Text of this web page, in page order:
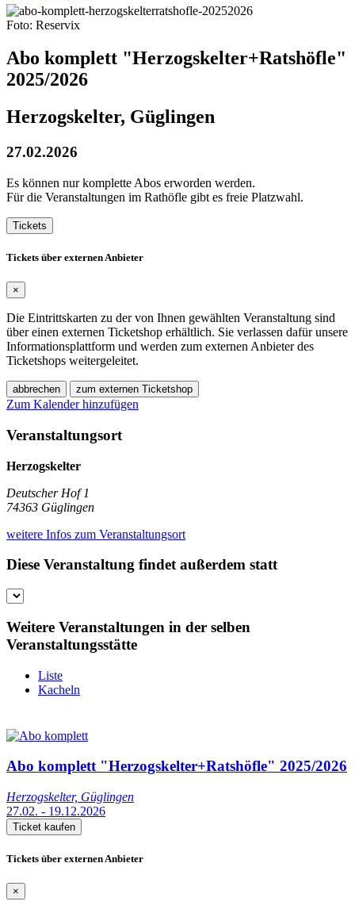
Foto: Reservix
Abo komplett "Herzogskelter+Ratshöfle"
2025/2026
Herzogskelter, Güglingen
27.02.2026
Es können nur komplette Abos erworden werden.
Für die Veranstaltungen im Rathöfle gibt es freie Platzwahl.
Tickets
Tickets über externen Anbieter
×
Die Eintrittskarten zu der von Ihnen gewählten Veranstaltung sind
über einen externen Ticketshop erhältlich. Sie verlassen dafür unsere
Informationsplattform und werden zum externen Anbieter des
Ticketshops weitergeleitet.
abbrechen zum externen Ticketshop
Zum Kalender hinzufügen
Veranstaltungsort
Herzogskelter
Deutscher Hof 1
74363 Güglingen
weitere Infos zum Veranstaltungsort
Diese Veranstaltung findet außerdem statt
Weitere Veranstaltungen in der selben
Veranstaltungsstätte
Liste
Kacheln
Abo komplett "Herzogskelter+Ratshöfle" 2025/2026
Herzogskelter, Güglingen
27.02. - 19.12.2026
Ticket kaufen
Tickets über externen Anbieter
×